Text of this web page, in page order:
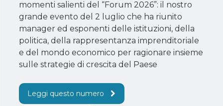
momenti salienti del “Forum 2026”: il nostro
grande evento del 2 luglio che ha riunito
manager ed esponenti delle istituzioni, della
politica, della rappresentanza imprenditoriale
e del mondo economico per ragionare insieme
sulle strategie di crescita del Paese
Leggi questo numero